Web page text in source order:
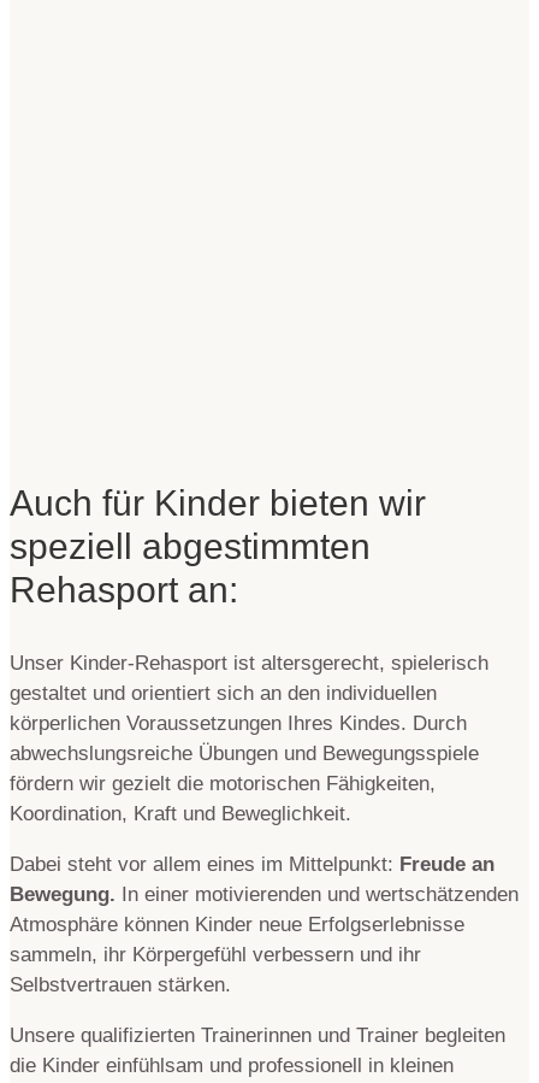
Auch für Kinder bieten wir
speziell abgestimmten
Rehasport an:
Unser Kinder-Rehasport ist altersgerecht, spielerisch
gestaltet und orientiert sich an den individuellen
körperlichen Voraussetzungen Ihres Kindes. Durch
abwechslungsreiche Übungen und Bewegungsspiele
fördern wir gezielt die motorischen Fähigkeiten,
Koordination, Kraft und Beweglichkeit.
Dabei steht vor allem eines im Mittelpunkt: Freude an
Bewegung. In einer motivierenden und wertschätzenden
Atmosphäre können Kinder neue Erfolgserlebnisse
sammeln, ihr Körpergefühl verbessern und ihr
Selbstvertrauen stärken.
Unsere qualifizierten Trainerinnen und Trainer begleiten
die Kinder einfühlsam und professionell in kleinen